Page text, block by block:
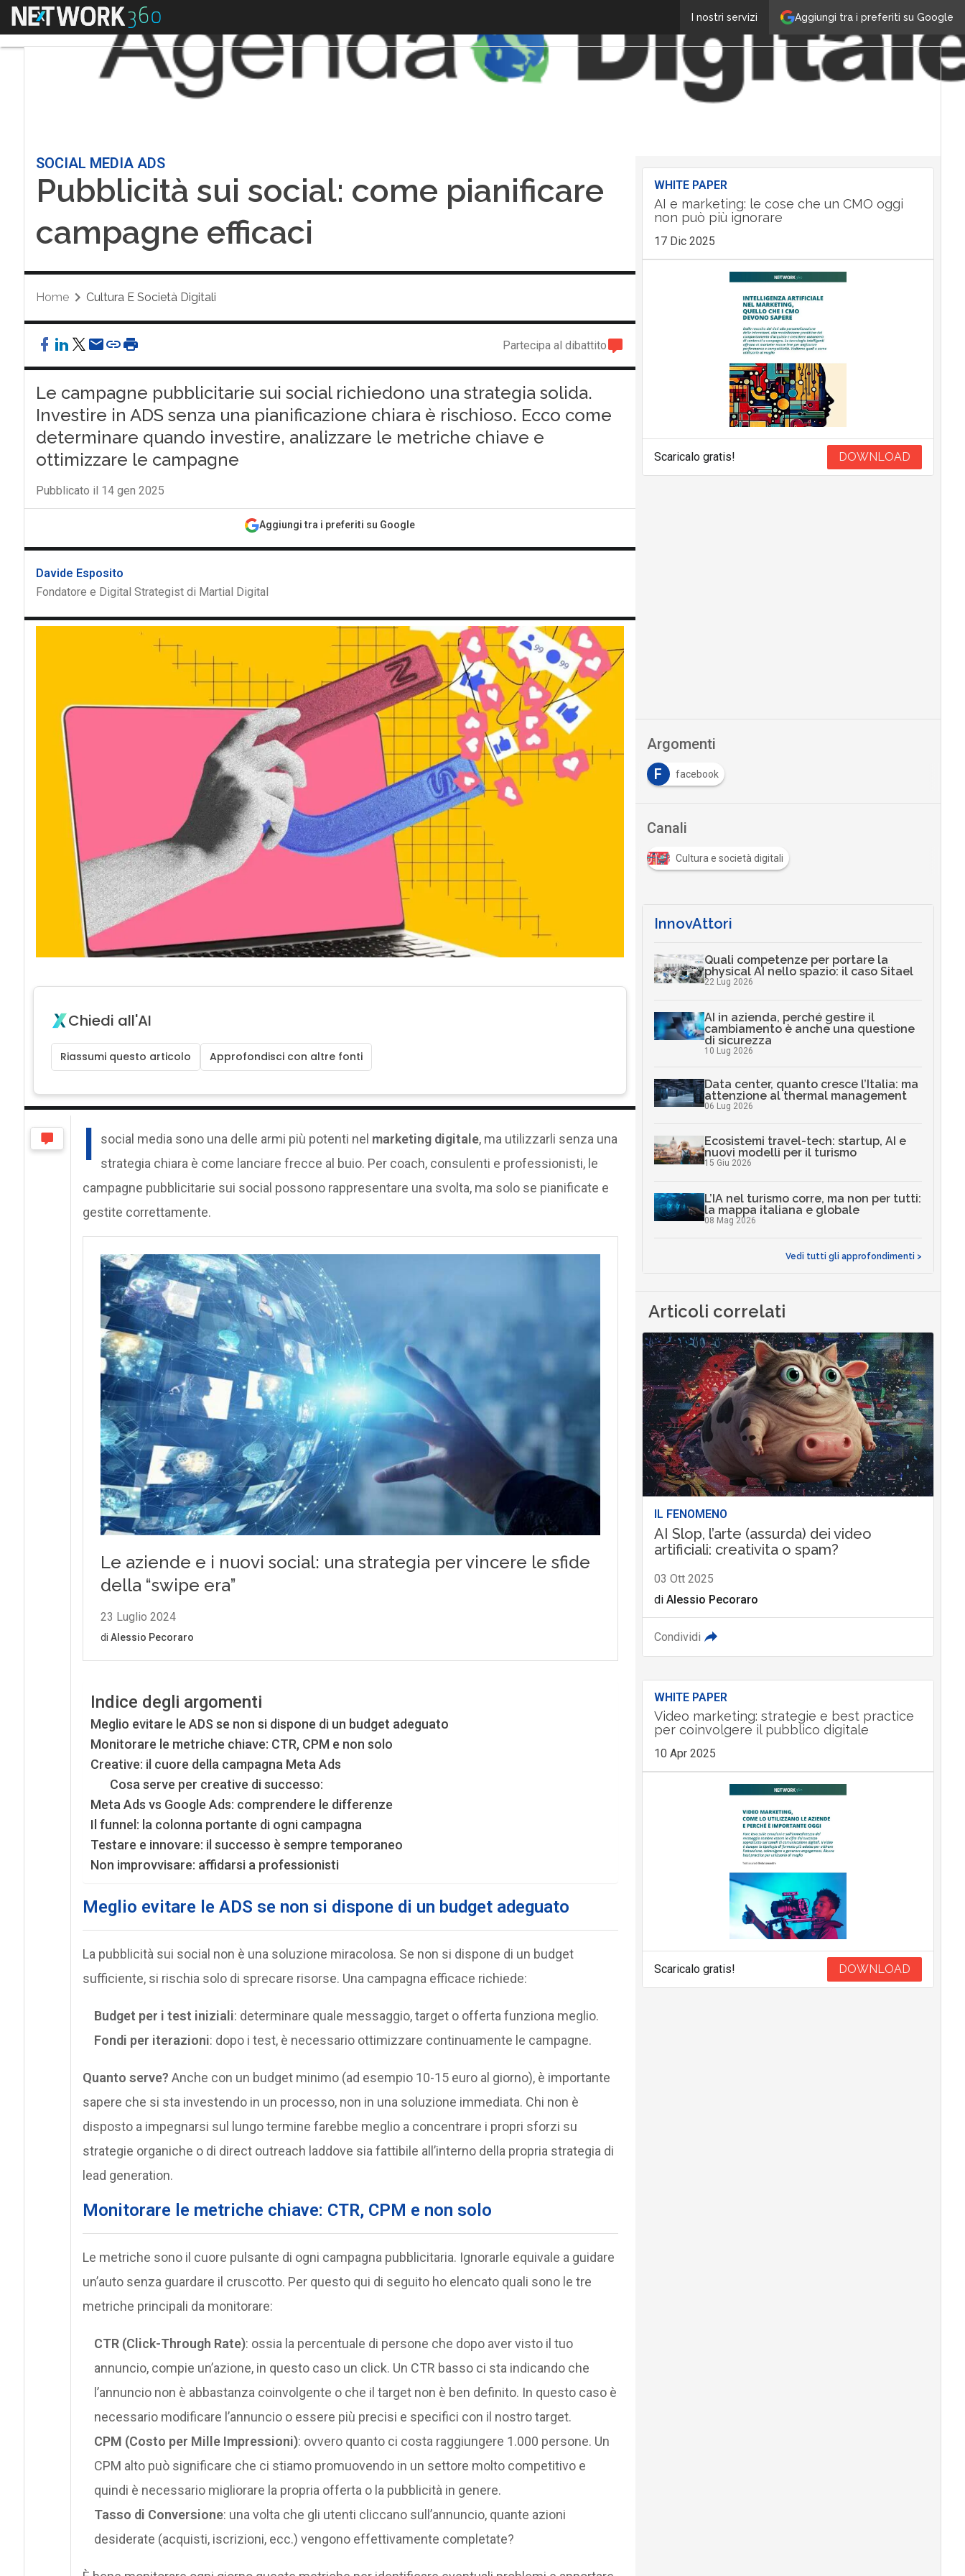
Aggiungi tra i preferiti su Google
I nostri servizi
Menu
SOCIAL MEDIA ADS
Pubblicità sui social: come pianificare
campagne efficaci
Home Cultura E Società Digitali
Partecipa al dibattito
Le campagne pubblicitarie sui social richiedono una strategia solida.
Investire in ADS senza una pianificazione chiara è rischioso. Ecco come
determinare quando investire, analizzare le metriche chiave e
ottimizzare le campagne
Pubblicato il 14 gen 2025
Aggiungi tra i preferiti su Google
Davide Esposito
Fondatore e Digital Strategist di Martial Digital
Chiedi all'AI
Riassumi questo articolo Approfondisci con altre fonti
I social media sono una delle armi più potenti nel marketing digitale, ma utilizzarli senza una
strategia chiara è come lanciare frecce al buio. Per coach, consulenti e professionisti, le
campagne pubblicitarie sui social possono rappresentare una svolta, ma solo se pianificate e
gestite correttamente.
Indice degli argomenti
Meglio evitare le ADS se non si dispone di un budget adeguato
Monitorare le metriche chiave: CTR, CPM e non solo
Creative: il cuore della campagna Meta Ads
Cosa serve per creative di successo:
Meta Ads vs Google Ads: comprendere le differenze
Il funnel: la colonna portante di ogni campagna
Testare e innovare: il successo è sempre temporaneo
Non improvvisare: affidarsi a professionisti
Meglio evitare le ADS se non si dispone di un budget adeguato
La pubblicità sui social non è una soluzione miracolosa. Se non si dispone di un budget
sufficiente, si rischia solo di sprecare risorse. Una campagna efficace richiede:
Budget per i test iniziali: determinare quale messaggio, target o offerta funziona meglio.
Fondi per iterazioni: dopo i test, è necessario ottimizzare continuamente le campagne.
Quanto serve? Anche con un budget minimo (ad esempio 10-15 euro al giorno), è importante
sapere che si sta investendo in un processo, non in una soluzione immediata. Chi non è
disposto a impegnarsi sul lungo termine farebbe meglio a concentrare i propri sforzi su
strategie organiche o di direct outreach laddove sia fattibile all’interno della propria strategia di
lead generation.
Monitorare le metriche chiave: CTR, CPM e non solo
Le metriche sono il cuore pulsante di ogni campagna pubblicitaria. Ignorarle equivale a guidare
un’auto senza guardare il cruscotto. Per questo qui di seguito ho elencato quali sono le tre
metriche principali da monitorare:
CTR (Click-Through Rate): ossia la percentuale di persone che dopo aver visto il tuo
annuncio, compie un’azione, in questo caso un click. Un CTR basso ci sta indicando che
l’annuncio non è abbastanza coinvolgente o che il target non è ben definito. In questo caso è
necessario modificare l’annuncio o essere più precisi e specifici con il nostro target.
CPM (Costo per Mille Impressioni): ovvero quanto ci costa raggiungere 1.000 persone. Un
CPM alto può significare che ci stiamo promuovendo in un settore molto competitivo e
quindi è necessario migliorare la propria offerta o la pubblicità in genere.
Tasso di Conversione: una volta che gli utenti cliccano sull’annuncio, quante azioni
desiderate (acquisti, iscrizioni, ecc.) vengono effettivamente completate?
WHITE PAPER
AI e marketing: le cose che un CMO oggi
non può più ignorare
17 Dic 2025
Scaricalo gratis! DOWNLOAD
Argomenti
F
facebook
Canali
Cultura e società digitali
InnovAttori
Quali competenze per portare la
physical AI nello spazio: il caso Sitael
22 Lug 2026
AI in azienda, perché gestire il
cambiamento è anche una questione
di sicurezza
10 Lug 2026
Data center, quanto cresce l’Italia: ma
attenzione al thermal management
06 Lug 2026
Ecosistemi travel-tech: startup, AI e
nuovi modelli per il turismo
15 Giu 2026
L’IA nel turismo corre, ma non per tutti:
la mappa italiana e globale
08 Mag 2026
Vedi tutti gli approfondimenti >
Articoli correlati
IL FENOMENO
AI Slop, l’arte (assurda) dei video
artificiali: creativita o spam?
03 Ott 2025
di Alessio Pecoraro
Condividi
WHITE PAPER
Video marketing: strategie e best practice
per coinvolgere il pubblico digitale
10 Apr 2025
Scaricalo gratis! DOWNLOAD